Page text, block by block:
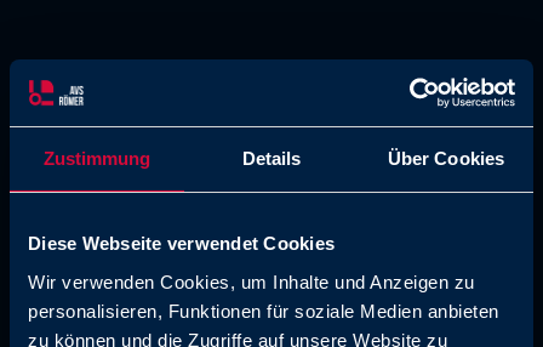
Zustimmung Details Über Cookies
Diese Webseite verwendet Cookies
Wir verwenden Cookies, um Inhalte und Anzeigen zu
personalisieren, Funktionen für soziale Medien anbieten
zu können und die Zugriffe auf unsere Website zu
Conforme con los requisitos
de la FDA y certificación de
NSF